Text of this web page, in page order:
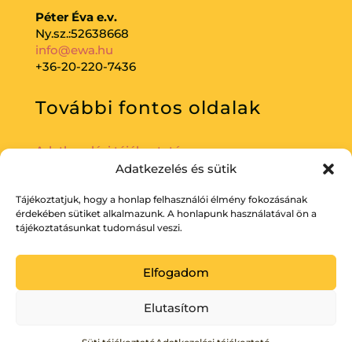
Adatkezelés és sütik
Tájékoztatjuk, hogy a honlap felhasználói élmény fokozásának
érdekében sütiket alkalmazunk. A honlapunk használatával ön a
tájékoztatásunkat tudomásul veszi.
Elfogadom
Elutasítom
Péter Éva e.v.
Ny.sz.:52638668
info@ewa.hu
+36-20-220-7436
További fontos oldalak
Adatkezelési tájékoztató